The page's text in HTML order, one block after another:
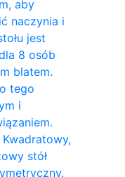
aby
naczynia i
jest
8 osób
blatem.
tego
i
stół